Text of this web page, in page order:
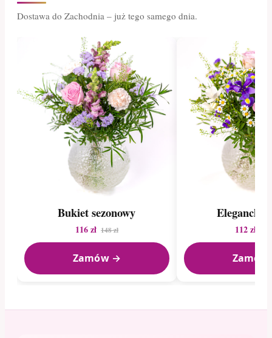
Dostawa do Zachodnia – już tego samego dnia.
Bukiet sezonowy
116 zł 148 zł
Zamów →
Elegancki
112 zł